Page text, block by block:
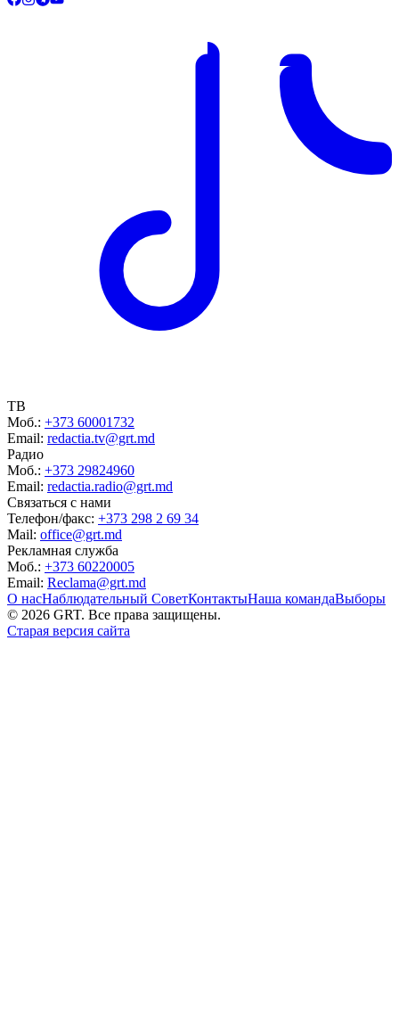
ТВ
Моб.: +373 60001732
Email: redactia.tv@grt.md
Радио
Моб.: +373 29824960
Email: redactia.radio@grt.md
Связаться с нами
Телефон/факс: +373 298 2 69 34
Mail: office@grt.md
Рекламная служба
Моб.: +373 60220005
Email: Reclama@grt.md
О насНаблюдательный СоветКонтактыНаша командаВыборы
© 2026 GRT. Все права защищены.
Старая версия сайта